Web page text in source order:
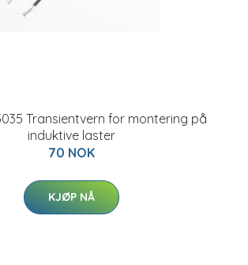
Transientvern for montering på
induktive laster
70 NOK
KJØP NÅ